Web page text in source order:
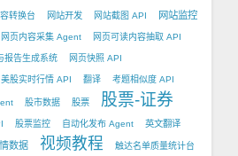
转换台 网站开发 网站截图 API
网站监控
网页内容采集 Agent 网页可读内容抽取 API
报告生成系统 网页快照 API
美股实时行情 API 翻译 考题相似度 API
股市数据 股票 股票-证券
股票监控 自动化发布 Agent 英文翻译
数据 视频教程 触达名单质量统计台